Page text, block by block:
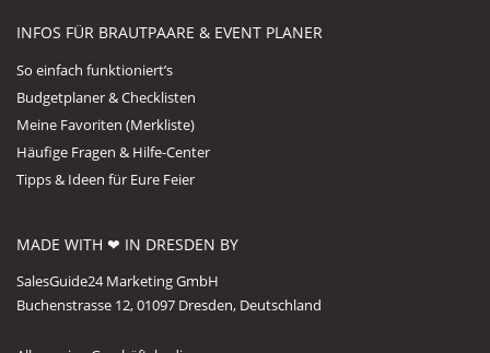
INFOS FÜR BRAUTPAARE & EVENT PLANER
So einfach funktioniert’s
Budgetplaner & Checklisten
Meine Favoriten (Merkliste)
Häufige Fragen & Hilfe-Center
Tipps & Ideen für Eure Feier
MADE WITH ❤ IN DRESDEN BY
SalesGuide24 Marketing GmbH
Buchenstrasse 12, 01097 Dresden, Deutschland